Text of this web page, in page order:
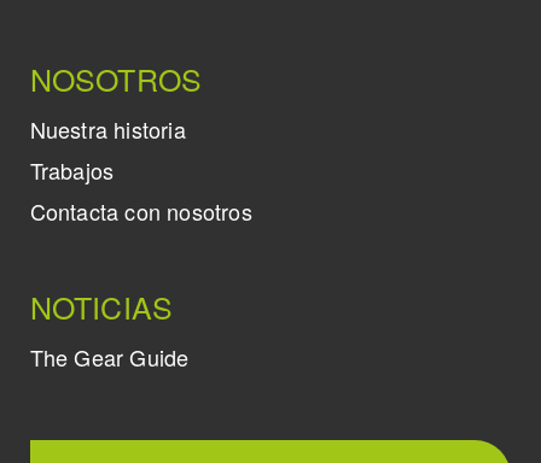
NOSOTROS
Nuestra historia
Trabajos
Contacta con nosotros
NOTICIAS
The Gear Guide